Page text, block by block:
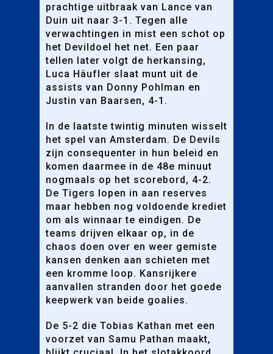
prachtige uitbraak van Lance van
Duin uit naar 3-1. Tegen alle
verwachtingen in mist een schot op
het Devildoel het net. Een paar
tellen later volgt de herkansing,
Luca Häufler slaat munt uit de
assists van Donny Pohlman en
Justin van Baarsen, 4-1.
In de laatste twintig minuten wisselt
het spel van Amsterdam. De Devils
zijn consequenter in hun beleid en
komen daarmee in de 48e minuut
nogmaals op het scorebord, 4-2.
De Tigers lopen in aan reserves
maar hebben nog voldoende krediet
om als winnaar te eindigen. De
teams drijven elkaar op, in de
chaos doen over en weer gemiste
kansen denken aan schieten met
een kromme loop. Kansrijkere
aanvallen stranden door het goede
keepwerk van beide goalies.
De 5-2 die Tobias Kathan met een
voorzet van Samu Pathan maakt,